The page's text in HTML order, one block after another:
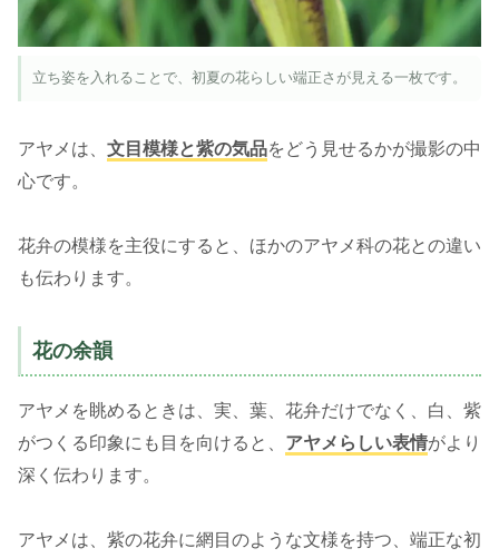
立ち姿を入れることで、初夏の花らしい端正さが見える一枚です。
アヤメは、 文目模様と紫の気品をどう見せるかが撮影の中
心です。
花弁の模様を主役にすると、ほかのアヤメ科の花との違い
も伝わります。
花の余韻
アヤメを眺めるときは、実、葉、花弁だけでなく、白、紫
がつくる印象にも目を向けると、 アヤメらしい表情がより
深く伝わります。
アヤメは、紫の花弁に網目のような文様を持つ、端正な初